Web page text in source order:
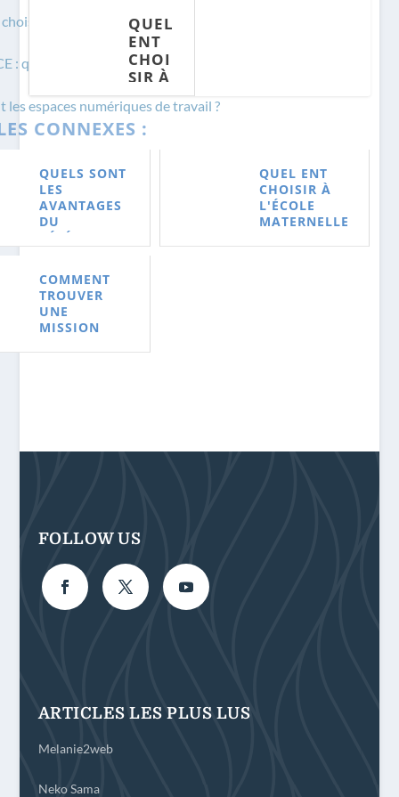
à l’école maternelle ?
: qu’est-ce que c’est exactement ?
les espaces numériques de travail ?
CONNEXES :
QUELS SONT
LES
AVANTAGES
DU
RÉFÉRENCEM
QUEL ENT
CHOISIR À
L'ÉCOLE
MATERNELLE
COMMENT
TROUVER
UNE
MISSION
S DU
RÉFÉ
RENC
EME
NT
PAYA
NT ?
QUEL
ENT
CHOI
SIR À
L'ÉC
OLE
MATE
RNEL
FOLLOW US
ARTICLES LES PLUS LUS
Melanie2web
Neko Sama